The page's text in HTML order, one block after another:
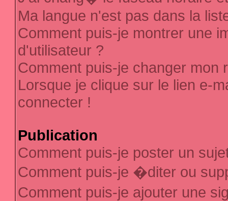
Ma langue n'est pas dans la
Comment puis-je montrer une
d'utilisateur ?
Comment puis-je changer mon
Lorsque je clique sur le lien e-
connecter !
Publication
Comment puis-je poster un
Comment puis-je �diter ou
Comment puis-je ajouter une